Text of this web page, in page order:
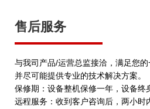
售后服务
与我司产品/运营总监接洽，满足您的
并尽可能提供专业的技术解决方案。
保修期：设备整机保修一年，设备终
远程服务：收到客户咨询后，两小时